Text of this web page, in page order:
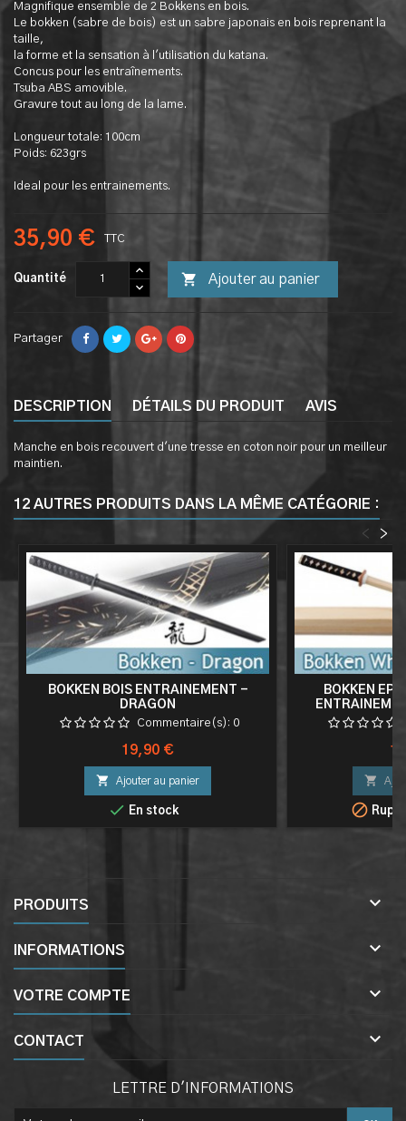
Magnifique ensemble de 2 Bokkens en bois.
Le bokken (sabre de bois) est un sabre japonais en bois reprenant la
taille,
la forme et la sensation à l'utilisation du katana.
Concus pour les entraînements.
Tsuba ABS amovible.
Gravure tout au long de la lame.
Longueur totale: 100cm
Poids: 623grs
Ideal pour les entrainements.
35,90 € TTC
Quantité  Ajouter au panier
Partager
DESCRIPTION DÉTAILS DU PRODUIT AVIS
Manche en bois recouvert d'une tresse en coton noir pour un meilleur
maintien.
12 AUTRES PRODUITS DANS LA MÊME CATÉGORIE :
>
<
BOKKEN BOIS ENTRAINEMENT -
DRAGON
Commentaire(s): 0
Prix
19,90 €
 Ajouter au panier
 En stock
BOKKEN


PRODUITS 
INFORMATIONS 
VOTRE COMPTE 
CONTACT 
LETTRE D'INFORMATIONS